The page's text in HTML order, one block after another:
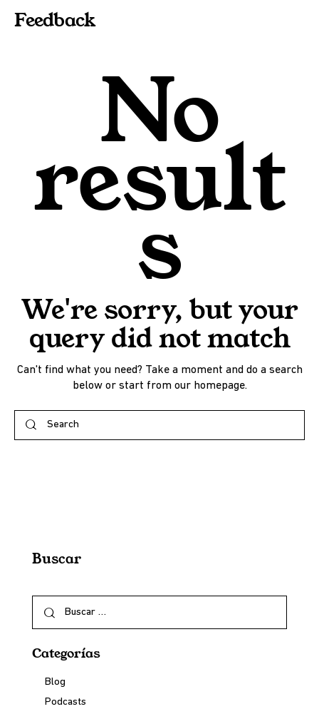
Feedback
No
result
s
We're sorry, but your
query did not match
Can't find what you need? Take a moment and do a search
below or start from our homepage.
Buscar
Categorías
Blog
Podcasts